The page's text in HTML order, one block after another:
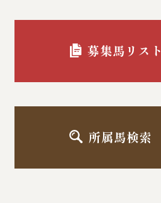
募集馬リスト
所属馬検索